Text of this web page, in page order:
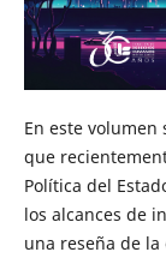
En este
que
Política del
los alcances de
una reseña de la